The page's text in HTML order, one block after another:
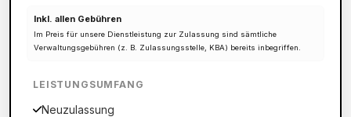
Inkl. allen Gebühren
Im Preis für unsere Dienstleistung zur Zulassung sind sämtliche
Verwaltungsgebühren (z. B. Zulassungsstelle, KBA) bereits inbegriffen.
LEISTUNGSUMFANG
Neuzulassung